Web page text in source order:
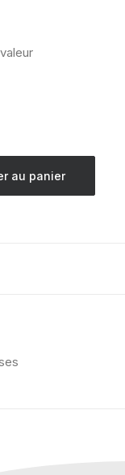
au panier